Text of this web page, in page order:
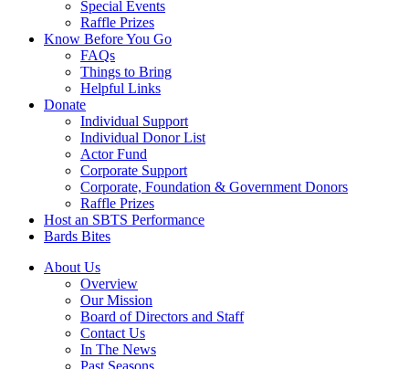
Special Events
Raffle Prizes
Know Before You Go
FAQs
Things to Bring
Helpful Links
Donate
Individual Support
Individual Donor List
Actor Fund
Corporate Support
Corporate, Foundation & Government Donors
Raffle Prizes
Host an SBTS Performance
Bards Bites
About Us
Overview
Our Mission
Board of Directors and Staff
Contact Us
In The News
Past Seasons